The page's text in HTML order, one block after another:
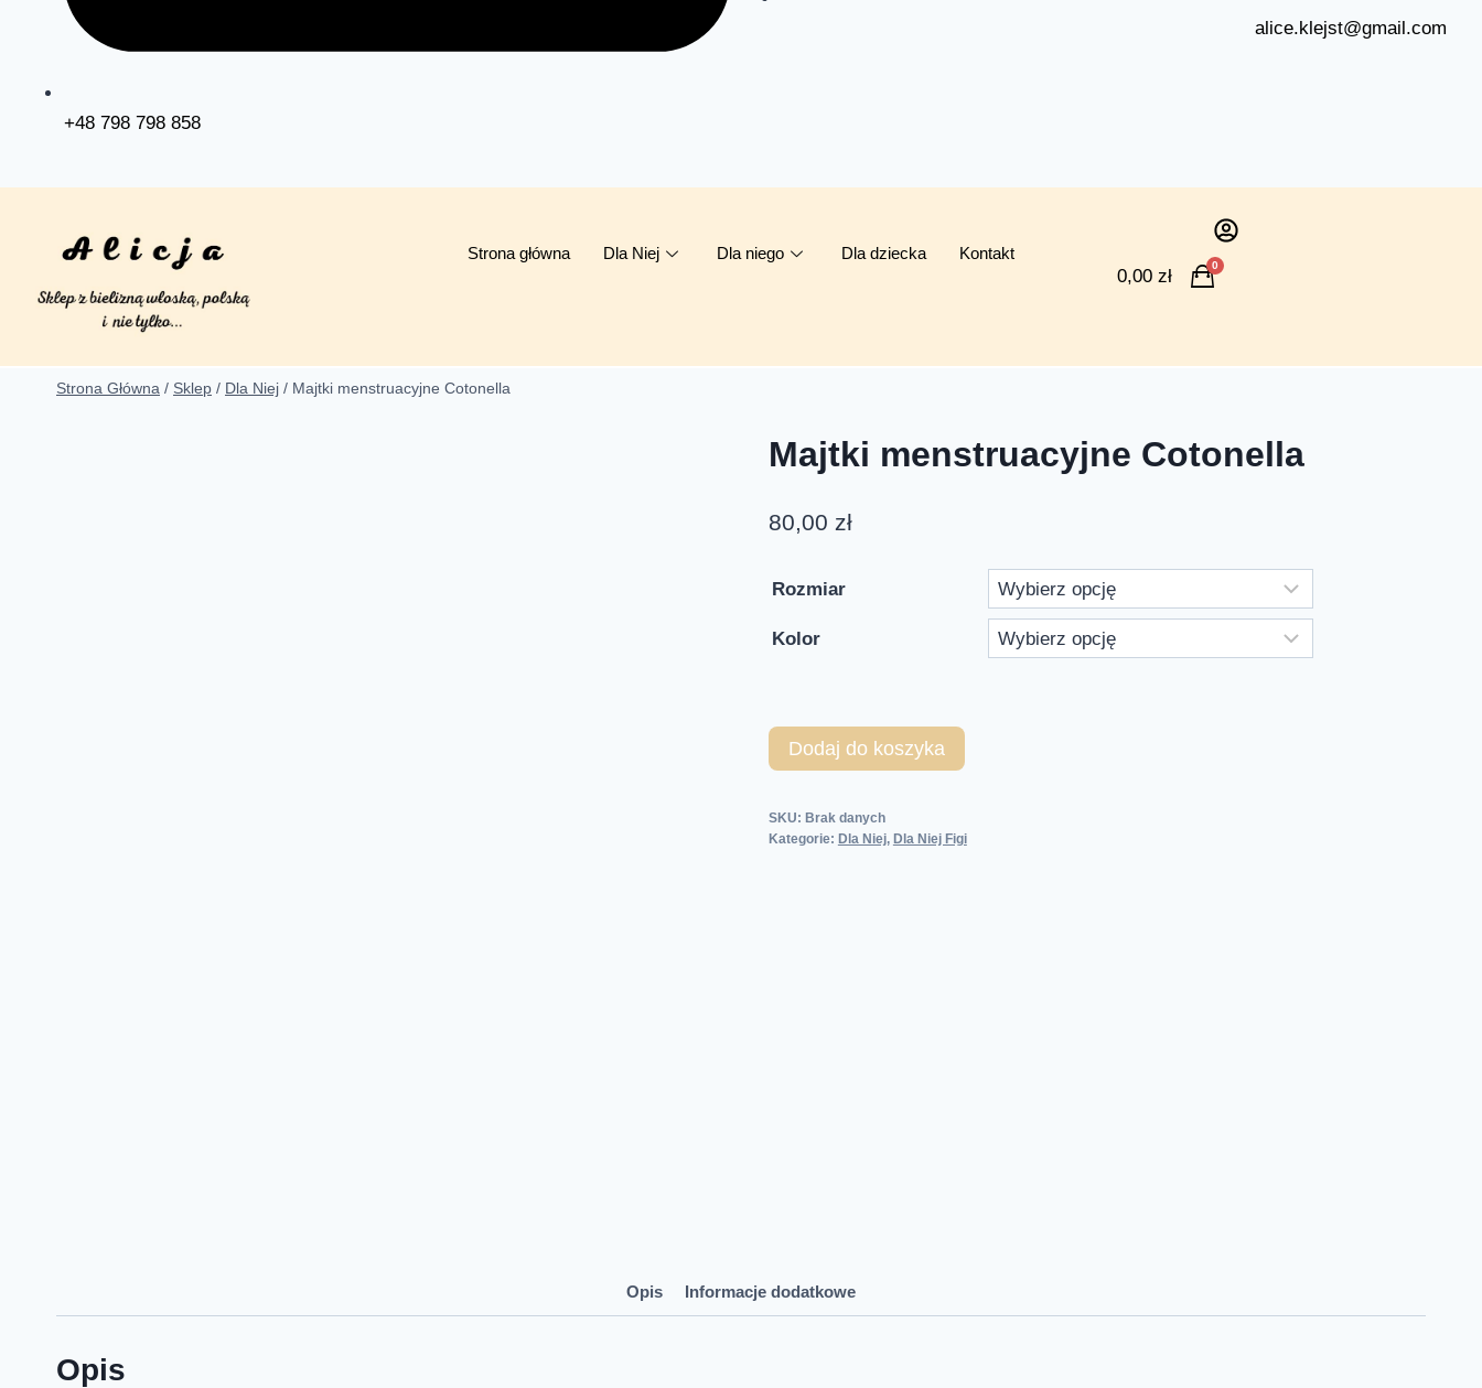
+48 798 798 858
alice.klejst@gmail.com
Strona główna Dla Niej Dla niego Dla dziecka Kontakt
0,00 zł
0
Strona Główna / Sklep / Dla Niej / Majtki menstruacyjne Cotonella
Majtki menstruacyjne Cotonella
80,00 zł
Rozmiar
Kolor
Dodaj do koszyka
SKU: Brak danych
Kategorie: Dla Niej, Dla Niej Figi
Opis Informacje dodatkowe
Opis